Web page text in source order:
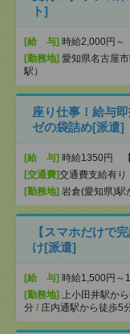
ト]
[給 与] 時給2,000円～
[勤務地] 愛知県名古屋
駅）
座り仕事！給与
ゼの袋詰め[派遣]
[給 与] 時給1350円
[交通費]交通費支給有り
[勤務地] 岩倉(愛知県)駅
【スマホだけで
け[派遣]
[給 与] 時給1,500円～
[勤務地] 上小田井駅か
分 / 庄内通駅から徒歩5